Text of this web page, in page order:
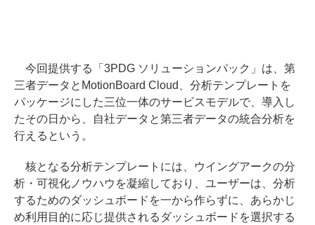
今回提供する「3PDG ソリューションパック」は、第
三者データとMotionBoard Cloud、分析テンプレートを
パッケージにした三位一体のサービスモデルで、導入し
たその日から、自社データと第三者データの統合分析を
行えるという。
核となる分析テンプレートには、ウイングアークの分
析・可視化ノウハウを凝縮しており、ユーザーは、分析
するためのダッシュボードを一から作らずに、あらかじ
め利用目的に応じ提供されるダッシュボードを選択する